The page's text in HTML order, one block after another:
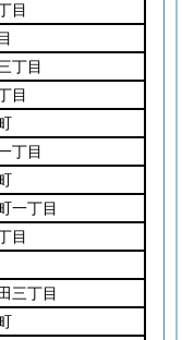
目
丁目
目
丁目
一丁目
目
三丁目